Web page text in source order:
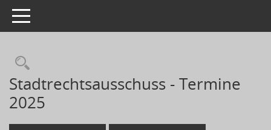
Toggle navigation
Stadtrechtsausschuss - Termine
2025